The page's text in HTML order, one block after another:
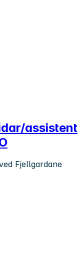
assistent
Fjellgardane